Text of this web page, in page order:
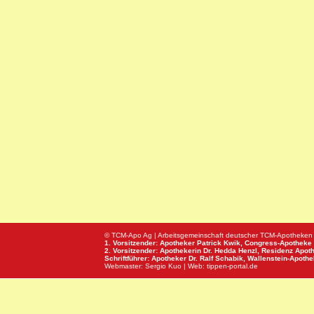
© TCM-Apo Ag | Arbeitsgemeinschaft deutscher TCM-Apotheken
1. Vorsitzender: Apotheker Patrick Kwik, Congress-Apotheke
2. Vorsitzender: Apothekerin Dr. Hedda Henzl, Residenz
Schriftführer: Apotheker Dr. Ralf Schabik, Wallenstein-
Webmaster: Sergio Kuo | Web: tippen-portal.de